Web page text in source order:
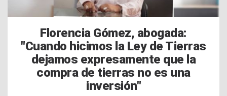
Florencia Gómez, abogada:
"Cuando hicimos la Ley de Tierras
dejamos expresamente que la
compra de tierras no es una
inversión"